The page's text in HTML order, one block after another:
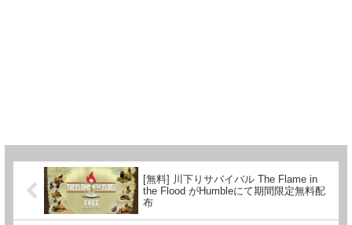
[無料] 川下りサバイバル The Flame in
the Flood がHumbleにて期間限定無料配
布